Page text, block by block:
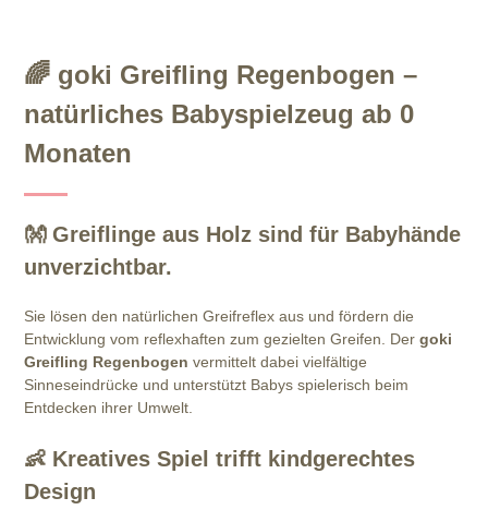
🌈 goki Greifling Regenbogen –
natürliches Babyspielzeug ab 0
Monaten
👐 Greiflinge aus Holz sind für Babyhände
unverzichtbar.
Sie lösen den natürlichen Greifreflex aus und fördern die
Entwicklung vom reflexhaften zum gezielten Greifen. Dergoki
Greifling Regenbogen vermittelt dabei vielfältige
Sinneseindrücke und unterstützt Babys spielerisch beim
Entdecken ihrer Umwelt.
👶 Kreatives Spiel trifft kindgerechtes
Design